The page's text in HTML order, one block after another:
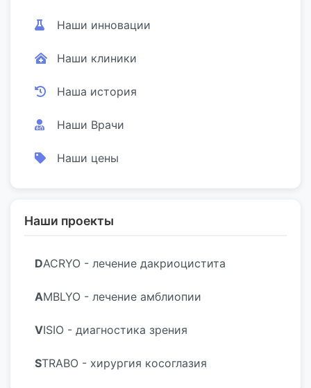
Наши инновации
Наши клиники
Наша история
Наши Врачи
Наши цены
Наши проекты
DACRYO - лечение дакриоцистита
AMBLYO - лечение амблиопии
VISIO - диагностика зрения
STRABO - хирургия косоглазия